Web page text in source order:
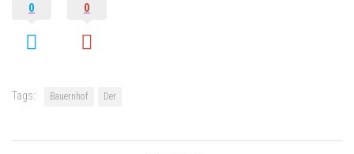
0 0
Tags: Bauernhof Der